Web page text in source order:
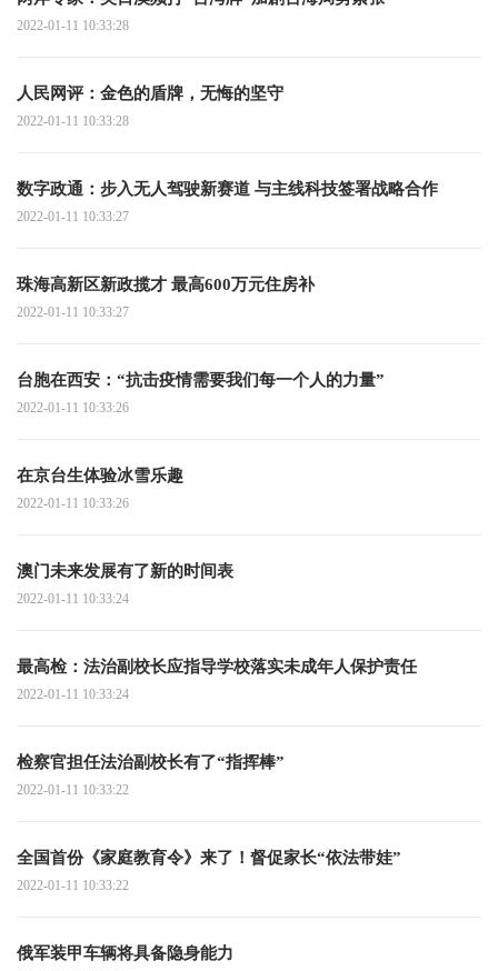
2022-01-11 10:33:28
人民网评：金色的盾牌，无悔的坚守
2022-01-11 10:33:28
数字政通：步入无人驾驶新赛道 与主线科技签署战略合作
2022-01-11 10:33:27
珠海高新区新政揽才 最高600万元住房补
2022-01-11 10:33:27
台胞在西安：“抗击疫情需要我们每一个人的力量”
2022-01-11 10:33:26
在京台生体验冰雪乐趣
2022-01-11 10:33:26
澳门未来发展有了新的时间表
2022-01-11 10:33:24
最高检：法治副校长应指导学校落实未成年人保护责任
2022-01-11 10:33:24
检察官担任法治副校长有了“指挥棒”
2022-01-11 10:33:22
全国首份《家庭教育令》来了！督促家长“依法带娃”
2022-01-11 10:33:22
俄军装甲车辆将具备隐身能力